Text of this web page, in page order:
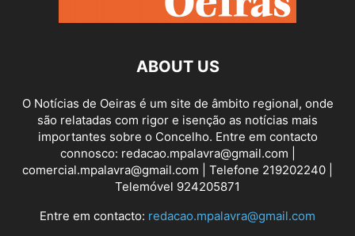
ABOUT US
O Notícias de Oeiras é um site de âmbito regional, onde
são relatadas com rigor e isenção as notícias mais
importantes sobre o Concelho. Entre em contacto
connosco: redacao.mpalavra@gmail.com |
comercial.mpalavra@gmail.com | Telefone 219202240 |
Telemóvel 924205871
Entre em contacto: redacao.mpalavra@gmail.com